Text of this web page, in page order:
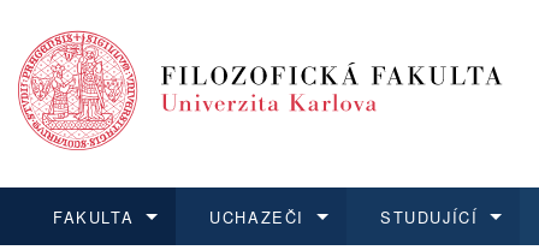
FAKULTA UCHAZEČI STUDUJÍCÍ